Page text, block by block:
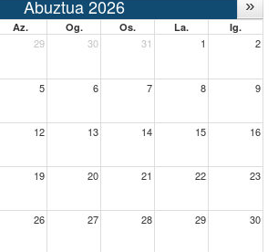
Abuztua 2026
Az. Og. Os. La. Ig.
29 30 31 1 2
5 6 7 8 9
12 13 14 15 16
19 20 21 22 23
26 27 28 29 30